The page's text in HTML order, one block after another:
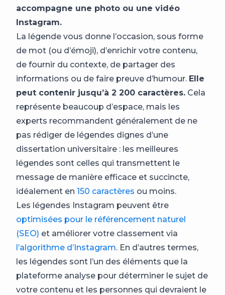
accompagne une photo ou une vidéo
Instagram.
La légende vous donne l’occasion, sous forme
de mot (ou d’émoji), d’enrichir votre contenu,
de fournir du contexte, de partager des
informations ou de faire preuve d’humour. Elle
peut contenir jusqu’à 2 200 caractères. Cela
représente beaucoup d’espace, mais les
experts recommandent généralement de ne
pas rédiger de légendes dignes d’une
dissertation universitaire : les meilleures
légendes sont celles qui transmettent le
message de manière efficace et succincte,
idéalement en 150 caractères ou moins.
Les légendes Instagram peuvent être
optimisées pour le référencement naturel
(SEO) et améliorer votre classement via
l’algorithme d’Instagram. En d’autres termes,
les légendes sont l’un des éléments que la
plateforme analyse pour déterminer le sujet de
votre contenu et les personnes qui devraient le